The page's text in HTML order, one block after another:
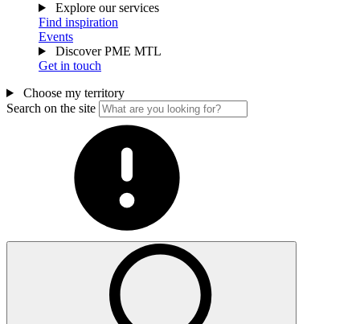
Explore our services
Find inspiration
Events
Discover PME MTL
Get in touch
Choose my territory
Search on the site